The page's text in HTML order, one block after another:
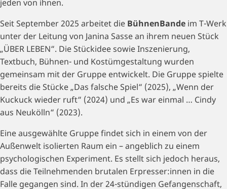
jeden von ihnen.
Seit September 2025 arbeitet die BühnenBande im T-Werk
unter der Leitung von Janina Sasse an ihrem neuen Stück
„ÜBER LEBEN“. Die Stückidee sowie Inszenierung,
Textbuch, Bühnen- und Kostümgestaltung wurden
gemeinsam mit der Gruppe entwickelt. Die Gruppe spielte
bereits die Stücke „Das falsche Spiel“ (2025), „Wenn der
Kuckuck wieder ruft“ (2024) und „Es war einmal … Cindy
aus Neukölln“ (2023).
Eine ausgewählte Gruppe findet sich in einem von der
Außenwelt isolierten Raum ein – angeblich zu einem
psychologischen Experiment. Es stellt sich jedoch heraus,
dass die Teilnehmenden brutalen Erpresser:innen in die
Falle gegangen sind. In der 24-stündigen Gefangenschaft,